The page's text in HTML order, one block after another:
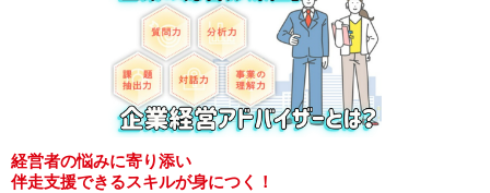
経営者の悩みに寄り添い
伴走支援できるスキルが身につく！